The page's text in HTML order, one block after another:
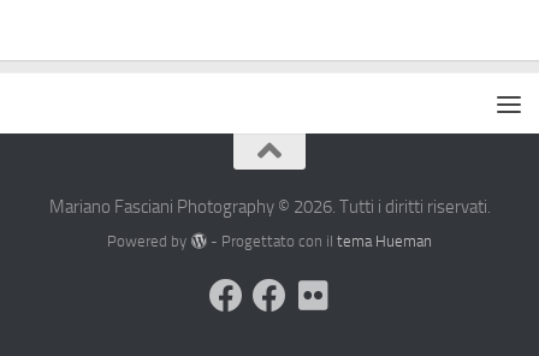
Mariano Fasciani Photography © 2026. Tutti i diritti riservati.
Powered by - Progettato con il tema Hueman